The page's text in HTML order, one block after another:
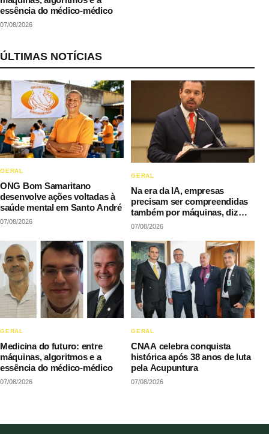
essência do médico-médico
07/08/2026
ÚLTIMAS NOTÍCIAS
GERAL
ONG Bom Samaritano
desenvolve ações voltadas à
saúde mental em Santo André
07/08/2026
GERAL
Na era da IA, empresas
precisam ser compreendidas
também por máquinas, diz
LAQI
07/08/2026
GERAL
Medicina do futuro: entre
máquinas, algoritmos e a
essência do médico-médico
07/08/2026
GERAL
CNAA celebra conquista
histórica após 38 anos de luta
pela Acupuntura
07/08/2026